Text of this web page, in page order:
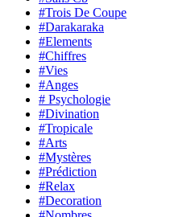
#Trois De Coupe
#Darakaraka
#Elements
#Chiffres
#Vies
#Anges
# Psychologie
#Divination
#Tropicale
#Arts
#Mystères
#Prédiction
#Relax
#Decoration